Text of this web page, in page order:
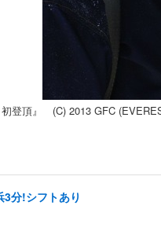
登頂』 (C) 2013 GFC
分!シフトあり